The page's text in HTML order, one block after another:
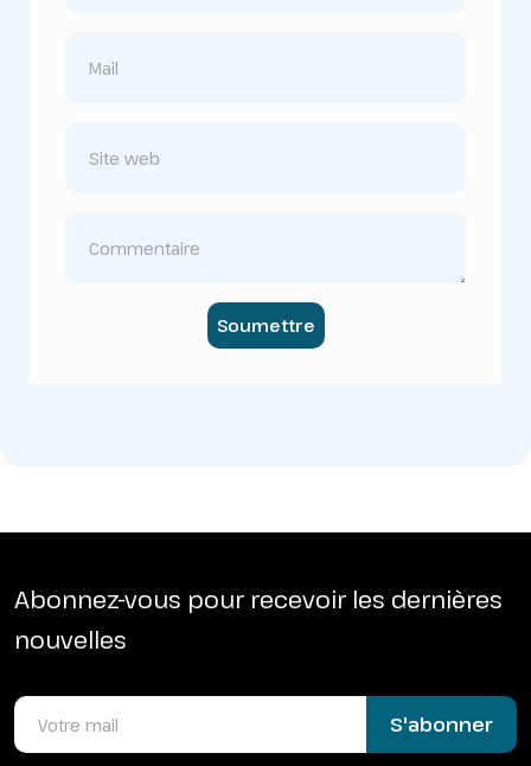
Soumettre
Abonnez-vous pour recevoir les dernières
nouvelles
S'abonner